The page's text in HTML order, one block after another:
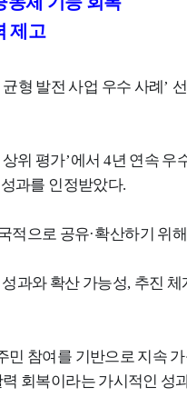
제고
형 발전 사업 우수 사례’
위 평가’에서 4년 연속 우
과를 인정받았다.
적으로 공유·확산하기 위
과와 확산 가능성, 추진 체
참여를 기반으로 지속
회복이라는 가시적인 성